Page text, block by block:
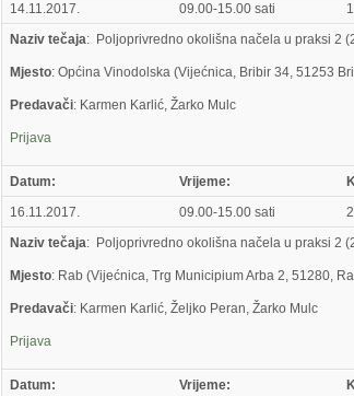
14.11.2017.
09.00-15.00 sati
Naziv tečaja: Poljoprivredno okolišna načela u praksi 2
Mjesto: Općina Vinodolska (Vijećnica, Bribir 34, 51253
Predavači: Karmen Karlić, Žarko Mulc
Prijava
Datum: Vrijeme:
16.11.2017.
09.00-15.00 sati
Naziv tečaja: Poljoprivredno okolišna načela u praksi 2
Mjesto: Rab (Vijećnica, Trg Municipium Arba 2, 51280,
Predavači: Karmen Karlić, Željko Peran, Žarko Mulc
Prijava
Datum: Vrijeme: